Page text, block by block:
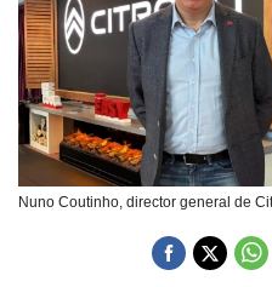
Nuno Coutinho, director general de